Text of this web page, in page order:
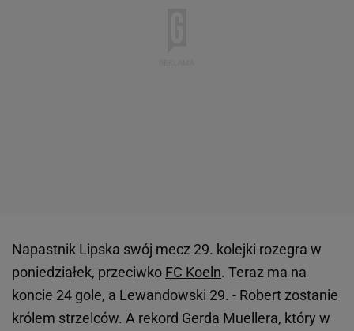
Napastnik Lipska swój mecz 29. kolejki rozegra w
poniedziałek, przeciwko FC Koeln. Teraz ma na
koncie 24 gole, a Lewandowski 29. - Robert zostanie
królem strzelców. A rekord Gerda Muellera, który w